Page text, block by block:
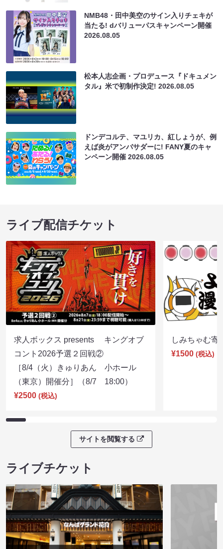
NMB48・田中美空のサイン入りチェキが
当たる! dバリューパスキャンペーン開催
2026.08.05
松本人志企画・プロデュース『ドキュメン
タル』米で初制作決定!2026.08.05
ドンデコルテ、マユリカ、紅しょうが、例
えば炎がアンバサダーに! FANY夏のキャ
ンペーン開催2026.08.05
ライブ配信チケット
求人ボックス presents キングオブ
コント2026予選２回戦②
［8/4（火）きゅりあん 小ホール
（東京）開催分］（8/7 18:00）
¥2500 (税込)
しみちゃむ
¥1500 (税込)
サイトを閲覧する
ライブチケット